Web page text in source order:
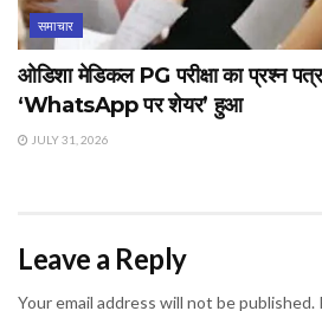
समाचार
ओडिशा मेडिकल PG परीक्षा का प्रश्न पत्र
‘WhatsApp पर शेयर’ हुआ
JULY 31, 2026
Leave a Reply
Your email address will not be published.